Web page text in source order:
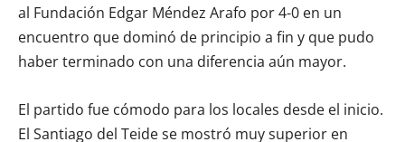
al Fundación Edgar Méndez Arafo por 4-0 en un
encuentro que dominó de principio a fin y que pudo
haber terminado con una diferencia aún mayor.
El partido fue cómodo para los locales desde el inicio.
El Santiago del Teide se mostró muy superior en